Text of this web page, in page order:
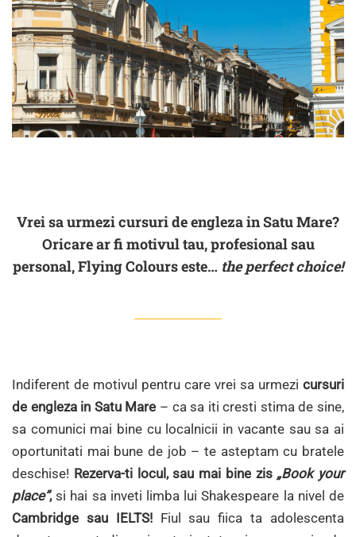
Vrei sa urmezi cursuri de engleza in Satu Mare?
Oricare ar fi motivul tau, profesional sau
personal, Flying Colours este… the perfect choice!
Indiferent de motivul pentru care vrei sa urmezi cursuri
de engleza in Satu Mare – ca sa iti cresti stima de sine,
sa comunici mai bine cu localnicii in vacante sau sa ai
oportunitati mai bune de job – te asteptam cu bratele
deschise! Rezerva-ti locul, sau mai bine zis „Book your
place”,si hai sa inveti limba lui Shakespeare la nivel de
Cambridge sau IELTS!Fiul sau fiica ta adolescenta